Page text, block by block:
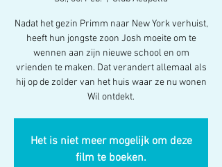
Nadat het gezin Primm naar New York verhuist,
heeft hun jongste zoon Josh moeite om te
wennen aan zijn nieuwe school en om
vrienden te maken. Dat verandert allemaal als
hij op de zolder van het huis waar ze nu wonen
Wil ontdekt.
Het is niet meer mogelijk om deze
film te boeken.